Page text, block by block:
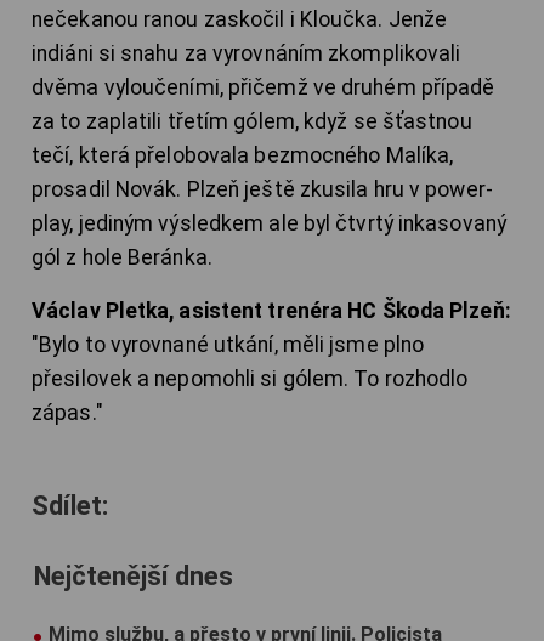
nečekanou ranou zaskočil i Kloučka. Jenže
indiáni si snahu za vyrovnáním zkomplikovali
dvěma vyloučeními, přičemž ve druhém případě
za to zaplatili třetím gólem, když se šťastnou
tečí, která přelobovala bezmocného Malíka,
prosadil Novák. Plzeň ještě zkusila hru v power-
play, jediným výsledkem ale byl čtvrtý inkasovaný
gól z hole Beránka.
Václav Pletka, asistent trenéra HC Škoda Plzeň:
"Bylo to vyrovnané utkání, měli jsme plno
přesilovek a nepomohli si gólem. To rozhodlo
zápas."
Sdílet:
Nejčtenější dnes
Mimo službu, a přesto v první linii. Policista